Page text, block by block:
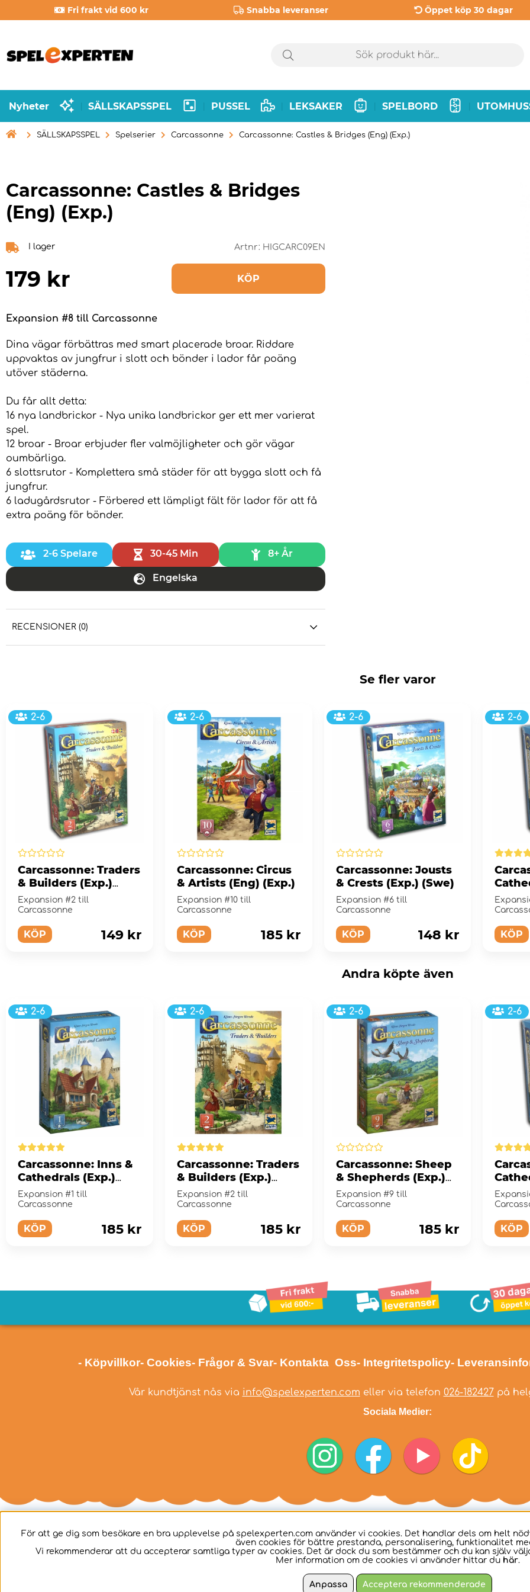
Fri frakt vid 600 kr Snabba leveranser Öppet köp 30 dagar
Nyheter SÄLLSKAPSSPEL PUSSEL LEKSAKER SPELBORD
 SÄLLSKAPSSPEL Spelserier Carcassonne Carcassonne: Castles & Bridges (Eng) (Exp.)
Carcassonne: Castles & Bridges
(Eng) (Exp.)
I lager Artnr: HIGCARC09EN
179 kr KÖP
Expansion #8 till Carcassonne
Dina vägar förbättras med smart placerade broar. Riddare
uppvaktas av jungfrur i slott och bönder i lador får poäng
utöver städerna.
Du får allt detta:
16 nya landbrickor - Nya unika landbrickor ger ett mer varierat
spel.
12 broar - Broar erbjuder fler valmöjligheter och gör vägar
oumbärliga.
6 slottsrutor - Komplettera små städer för att bygga slott och få
jungfrur.
6 ladugårdsrutor - Förbered ett lämpligt fält för lador för att få
extra poäng för bönder.
2-6 Spelare 30-45 Min 8+ År
Engelska
RECENSIONER (0)
Se fler varor
2-6
Carcassonne: Traders
& Builders (Exp.)
(Swe)
Expansion #2 till
Carcassonne
KÖP 149 kr
2-6
Carcassonne: Circus
& Artists (Eng) (Exp.)
Expansion #10 till
Carcassonne
KÖP 185 kr
2-6
Carcassonne: Jousts
& Crests (Exp.) (Swe)
Expansion #6 till
Carcassonne
KÖP 148 kr
2-6
(Swe)
KÖP
Andra köpte även
2-6
Carcassonne: Inns &
Cathedrals (Exp.)
(Eng)
Expansion #1 till
Carcassonne
KÖP 185 kr
2-6
Carcassonne: Traders
& Builders (Exp.)
(Eng)
Expansion #2 till
Carcassonne
KÖP 185 kr
2-6
Carcassonne: Sheep
& Shepherds (Exp.)
(Eng)
Expansion #9 till
Carcassonne
KÖP 185 kr
2-6
(Swe)
KÖP
- Köpvillkor- Cookies- Frågor & Svar- Kontakta Oss- Integritetspolicy-
Vår kundtjänst nås via info@spelexperten.com eller via telefon 026-182427på
Sociala Medier:
För att ge dig som besökare en bra upplevelse på spelexperten.com använder vi cookies. Det handlar dels om helt
även cookies för bättre prestanda, personalisering, funktionalitet
Vi rekommenderar att du accepterar samtliga typer av cookies. Det är dock du som bestämmer och du kan själv
Mer information om de cookies vi använder hittar du här.
Anpassa Acceptera rekommenderade